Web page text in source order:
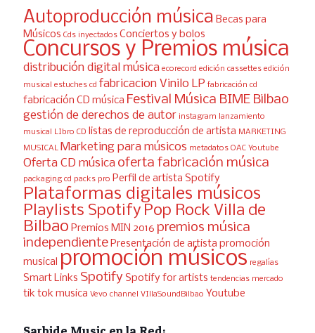
Autoproducción música Becas para
Músicos Cds inyectados Conciertos y bolos
Concursos y Premios música
distribución digital música ecorecord edición cassettes edición
musical estuches cd fabricacion Vinilo LP fabricación cd
fabricación CD música Festival Música BIME Bilbao
gestión de derechos de autor instagram lanzamiento
musical
LIbro CD listas de reproducción de artista MARKETING
MUSICAL Marketing para músicos metadatos OAC Youtube
Oferta CD música oferta fabricación música
packaging cd packs pro Perfil de artista Spotify
Plataformas digitales músicos
Playlists Spotify Pop Rock Villa de
Bilbao Premios MIN 2016 premios música
independiente Presentación de artista promoción
musical promoción músicos regalías
Smart Links SpotifySpotify for artists tendencias mercado
tik tok musica Vevo channel VIllaSoundBilbao Youtube